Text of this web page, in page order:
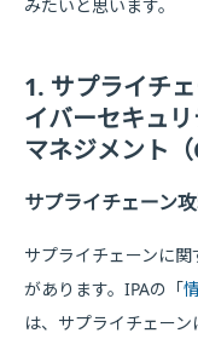
みたいと思います。
1. サプライチ
イバーセキュ
マネジメント（
サプライチェーン
サプライチェーンに
があります。IPAの「
は、サプライチェーン